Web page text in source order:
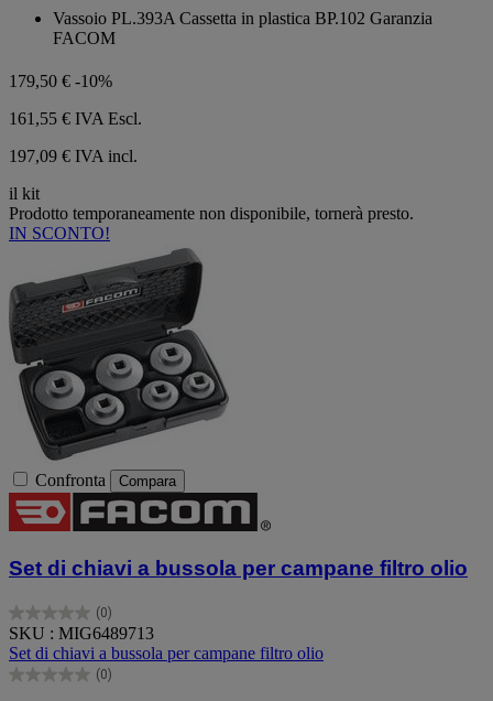
Vassoio PL.393A Cassetta in plastica BP.102 Garanzia
FACOM
179,50 € -10%
161,55 € IVA Escl.
197,09 € IVA incl.
il kit
Prodotto temporaneamente non disponibile, tornerà presto.
IN SCONTO!
Confronta Compara
Set di chiavi a bussola per campane filtro olio
(0)
0.0
su
5
stelle.
SKU : MIG6489713
Set di chiavi a bussola per campane filtro olio
(0)
0.0